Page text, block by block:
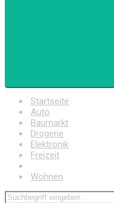
Startseite
Auto
Baumarkt
Drogerie
Elektronik
Freizeit
Wohnen